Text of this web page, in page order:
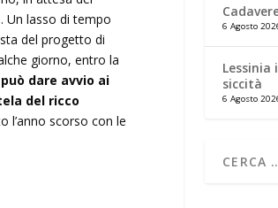
Un lasso di tempo
del progetto di
giorno, entro la
dare avvio ai
del ricco
l’anno scorso con le
6 Agosto
Lessinia
siccità
6 Agosto